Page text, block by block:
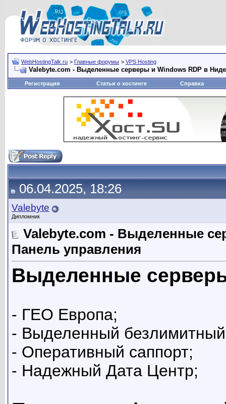
WebHostingTalk.ru > Главные форумы > VPS Hosting
Valebyte.com - Выделенные серверы и Windows RDP в
Регистрация Статьи о хостинге Справка
06.04.2025, 18:26
Valebyte
Дипломник
Valebyte.com - Выделенные
Панель управления
Выделенные
- ГЕО Европа;
- Выделенный
- Оперативный саппорт;
- Надежный Дата Центр;